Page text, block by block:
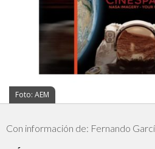
Foto: AEM
Con información de: Fernando